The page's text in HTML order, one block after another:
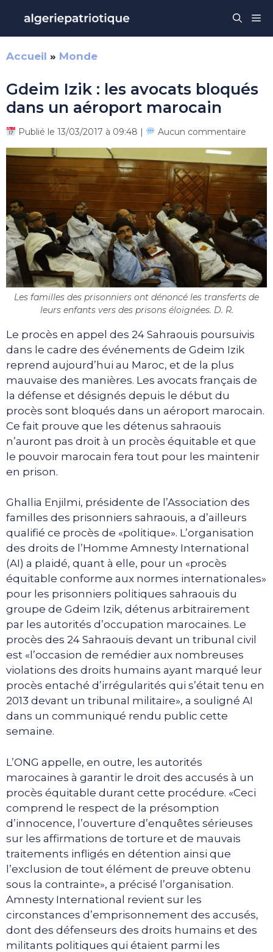
contenu
Accueil » Monde
Gdeim Izik : les avocats bloqués
dans un aéroport marocain
Publié le 13/03/2017 à 09:48 | Aucun commentaire
Les familles des prisonniers ont dénoncé les transferts de
leurs enfants vers des prisons éloignées. D. R.
Le procès en appel des 24 Sahraouis poursuivis
dans le cadre des événements de Gdeim Izik
reprend aujourd’hui au Maroc, et de la plus
mauvaise des manières. Les avocats français de
la défense et désignés depuis le début du
procès sont bloqués dans un aéroport marocain.
Ce fait prouve que les détenus sahraouis
n’auront pas droit à un procès équitable et que
le pouvoir marocain fera tout pour les maintenir
en prison.
Ghallia Enjilmi, présidente de l’Association des
familles des prisonniers sahraouis, a d’ailleurs
qualifié ce procès de «politique». L’organisation
des droits de l’Homme Amnesty International
(AI) a plaidé, quant à elle, pour un «procès
équitable conforme aux normes internationales»
pour les prisonniers politiques sahraouis du
groupe de Gdeim Izik, détenus arbitrairement
par les autorités d’occupation marocaines. Le
procès des 24 Sahraouis devant un tribunal civil
est «l’occasion de remédier aux nombreuses
violations des droits humains ayant marqué leur
procès entaché d’irrégularités qui s’était tenu en
2013 devant un tribunal militaire», a souligné AI
dans un communiqué rendu public cette
semaine.
L’ONG appelle, en outre, les autorités
marocaines à garantir le droit des accusés à un
procès équitable durant cette procédure. «Ceci
comprend le respect de la présomption
d’innocence, l’ouverture d’enquêtes sérieuses
sur les affirmations de torture et de mauvais
traitements infligés en détention ainsi que
l’exclusion de tout élément de preuve obtenu
sous la contrainte», a précisé l’organisation.
Amnesty International revient sur les
circonstances d’emprisonnement des accusés,
dont des défenseurs des droits humains et des
militants politiques qui étaient parmi les